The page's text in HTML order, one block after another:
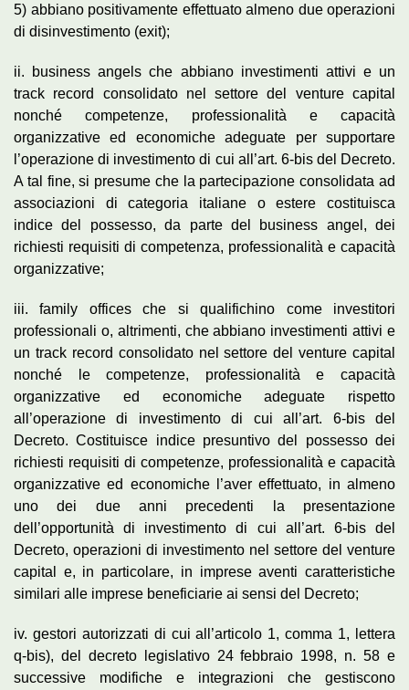
5) abbiano positivamente effettuato almeno due operazioni
di disinvestimento (exit);
ii. business angels che abbiano investimenti attivi e un
track record consolidato nel settore del venture capital
nonché competenze, professionalità e capacità
organizzative ed economiche adeguate per supportare
l’operazione di investimento di cui all’art. 6-bis del Decreto.
A tal fine, si presume che la partecipazione consolidata ad
associazioni di categoria italiane o estere costituisca
indice del possesso, da parte del business angel, dei
richiesti requisiti di competenza, professionalità e capacità
organizzative;
iii. family offices che si qualifichino come investitori
professionali o, altrimenti, che abbiano investimenti attivi e
un track record consolidato nel settore del venture capital
nonché le competenze, professionalità e capacità
organizzative ed economiche adeguate rispetto
all’operazione di investimento di cui all’art. 6-bis del
Decreto. Costituisce indice presuntivo del possesso dei
richiesti requisiti di competenze, professionalità e capacità
organizzative ed economiche l’aver effettuato, in almeno
uno dei due anni precedenti la presentazione
dell’opportunità di investimento di cui all’art. 6-bis del
Decreto, operazioni di investimento nel settore del venture
capital e, in particolare, in imprese aventi caratteristiche
similari alle imprese beneficiarie ai sensi del Decreto;
iv. gestori autorizzati di cui all’articolo 1, comma 1, lettera
q-bis), del decreto legislativo 24 febbraio 1998, n. 58 e
successive modifiche e integrazioni che gestiscono